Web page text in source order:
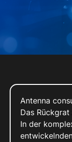
Antenna
Das
In der